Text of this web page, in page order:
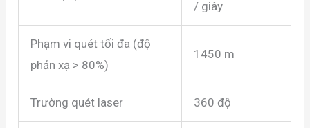
/ giây
Phạm vi quét tối đa (độ
phản xạ > 80%)
1450 m
Trường quét laser 360 độ